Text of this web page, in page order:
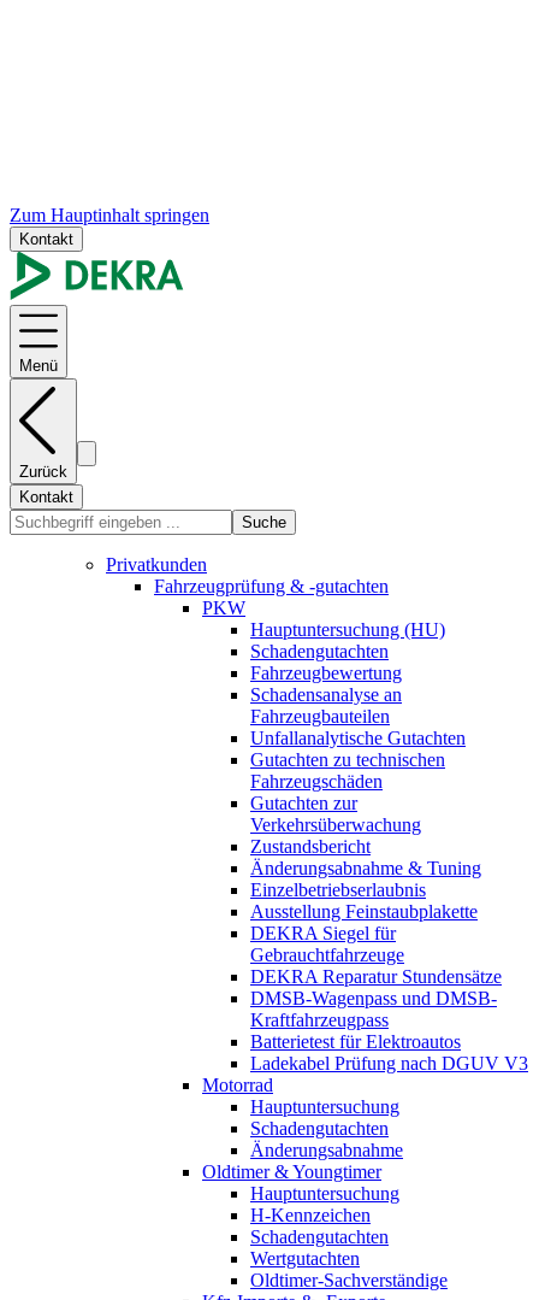
Zum Hauptinhalt springen
Kontakt
Menü
Zurück
Kontakt
Suche
Privatkunden
Fahrzeugprüfung & -gutachten
PKW
Hauptuntersuchung (HU)
Schadengutachten
Fahrzeugbewertung
Schadensanalyse an
Fahrzeugbauteilen
Unfallanalytische Gutachten
Gutachten zu technischen
Fahrzeugschäden
Gutachten zur
Verkehrsüberwachung
Zustandsbericht
Änderungsabnahme & Tuning
Einzelbetriebserlaubnis
Ausstellung Feinstaubplakette
DEKRA Siegel für
Gebrauchtfahrzeuge
DEKRA Reparatur Stundensätze
DMSB-Wagenpass und DMSB-
Kraftfahrzeugpass
Batterietest für Elektroautos
Ladekabel Prüfung nach DGUV V3
Motorrad
Hauptuntersuchung
Schadengutachten
Änderungsabnahme
Oldtimer & Youngtimer
Hauptuntersuchung
H-Kennzeichen
Schadengutachten
Wertgutachten
Oldtimer-Sachverständige